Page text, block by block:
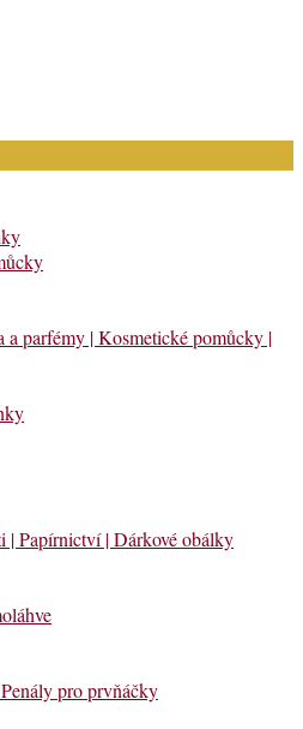
a parfémy | Kosmetické pomůcky |
| Papírnictví | Dárkové obálky
pro prvňáčky